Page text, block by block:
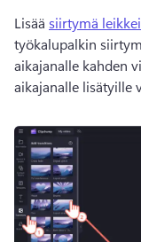
Lisää siirtymä
työkalupalkin
aikajanalle kahden
aikajanalle lisätyille